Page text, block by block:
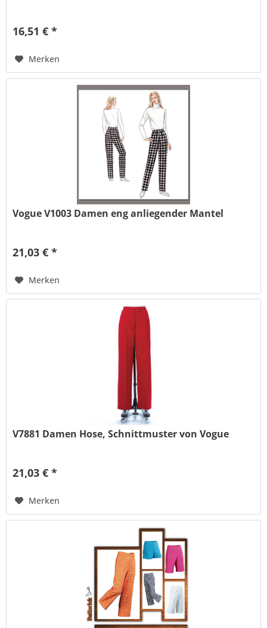
16,51 € *
Merken
Vogue V1003 Damen eng anliegender Mantel
21,03 € *
Merken
V7881 Damen Hose, Schnittmuster von Vogue
21,03 € *
Merken